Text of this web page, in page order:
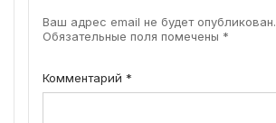
Ваш адрес email не будет опубликован.
Обязательные поля помечены *
Комментарий *